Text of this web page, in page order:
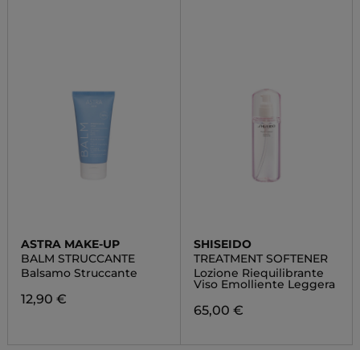
ASTRA MAKE-UP
BALM STRUCCANTE
Balsamo Struccante
12,90 €
SHISEIDO
TREATMENT SOFTENER
Lozione Riequilibrante
Viso Emolliente Leggera
65,00 €